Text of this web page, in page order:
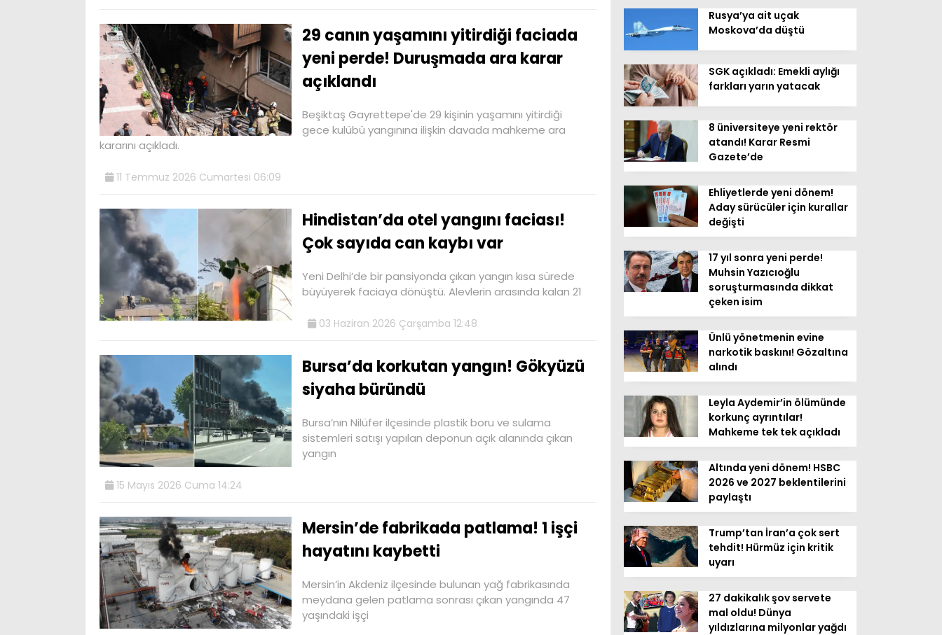
29 canın yaşamını yitirdiği faciada
yeni perde! Duruşmada ara karar
açıklandı
Beşiktaş Gayrettepe'de 29 kişinin yaşamını yitirdiği
gece kulübü yangınına ilişkin davada mahkeme ara
kararını açıkladı.
11 Temmuz 2026 Cumartesi 06:09
Hindistan’da otel yangını faciası!
Çok sayıda can kaybı var
Yeni Delhi’de bir pansiyonda çıkan yangın kısa sürede
büyüyerek faciaya dönüştü. Alevlerin arasında kalan 21
03 Haziran 2026 Çarşamba 12:48
Bursa’da korkutan yangın! Gökyüzü
siyaha büründü
Bursa’nın Nilüfer ilçesinde plastik boru ve sulama
sistemleri satışı yapılan deponun açık alanında çıkan
yangın
15 Mayıs 2026 Cuma 14:24
Mersin’de fabrikada patlama! 1 işçi
hayatını kaybetti
Mersin’in Akdeniz ilçesinde bulunan yağ fabrikasında
meydana gelen patlama sonrası çıkan yangında 47
yaşındaki işçi
Rusya’ya ait uçak
Moskova’da düştü
SGK açıkladı: Emekli aylığı
farkları yarın yatacak
8 üniversiteye yeni rektör
atandı! Karar Resmi
Gazete’de
Ehliyetlerde yeni dönem!
Aday sürücüler için kurallar
değişti
17 yıl sonra yeni perde!
Muhsin Yazıcıoğlu
soruşturmasında dikkat
çeken isim
Ünlü yönetmenin evine
narkotik baskını! Gözaltına
alındı
Leyla Aydemir’in ölümünde
korkunç ayrıntılar!
Mahkeme tek tek açıkladı
Altında yeni dönem! HSBC
2026 ve 2027 beklentilerini
paylaştı
Trump’tan İran’a çok sert
tehdit! Hürmüz için kritik
uyarı
27 dakikalık şov servete
mal oldu! Dünya
yıldızlarına milyonlar yağdı